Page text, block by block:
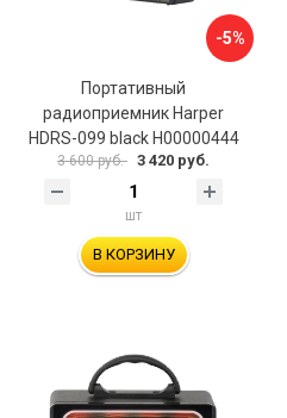
-5%
Портативный
радиоприемник Harper
HDRS-099 black H00000444
3 600 руб. 3 420 руб.
шт
В КОРЗИНУ